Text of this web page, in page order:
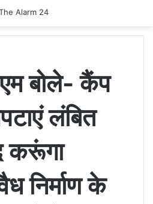
बोले- कैंप
लंबित
करूंगा
निर्माण के